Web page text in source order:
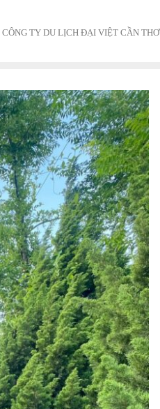
CÔNG TY DU LỊCH ĐẠI VIỆT CẦN THƠ